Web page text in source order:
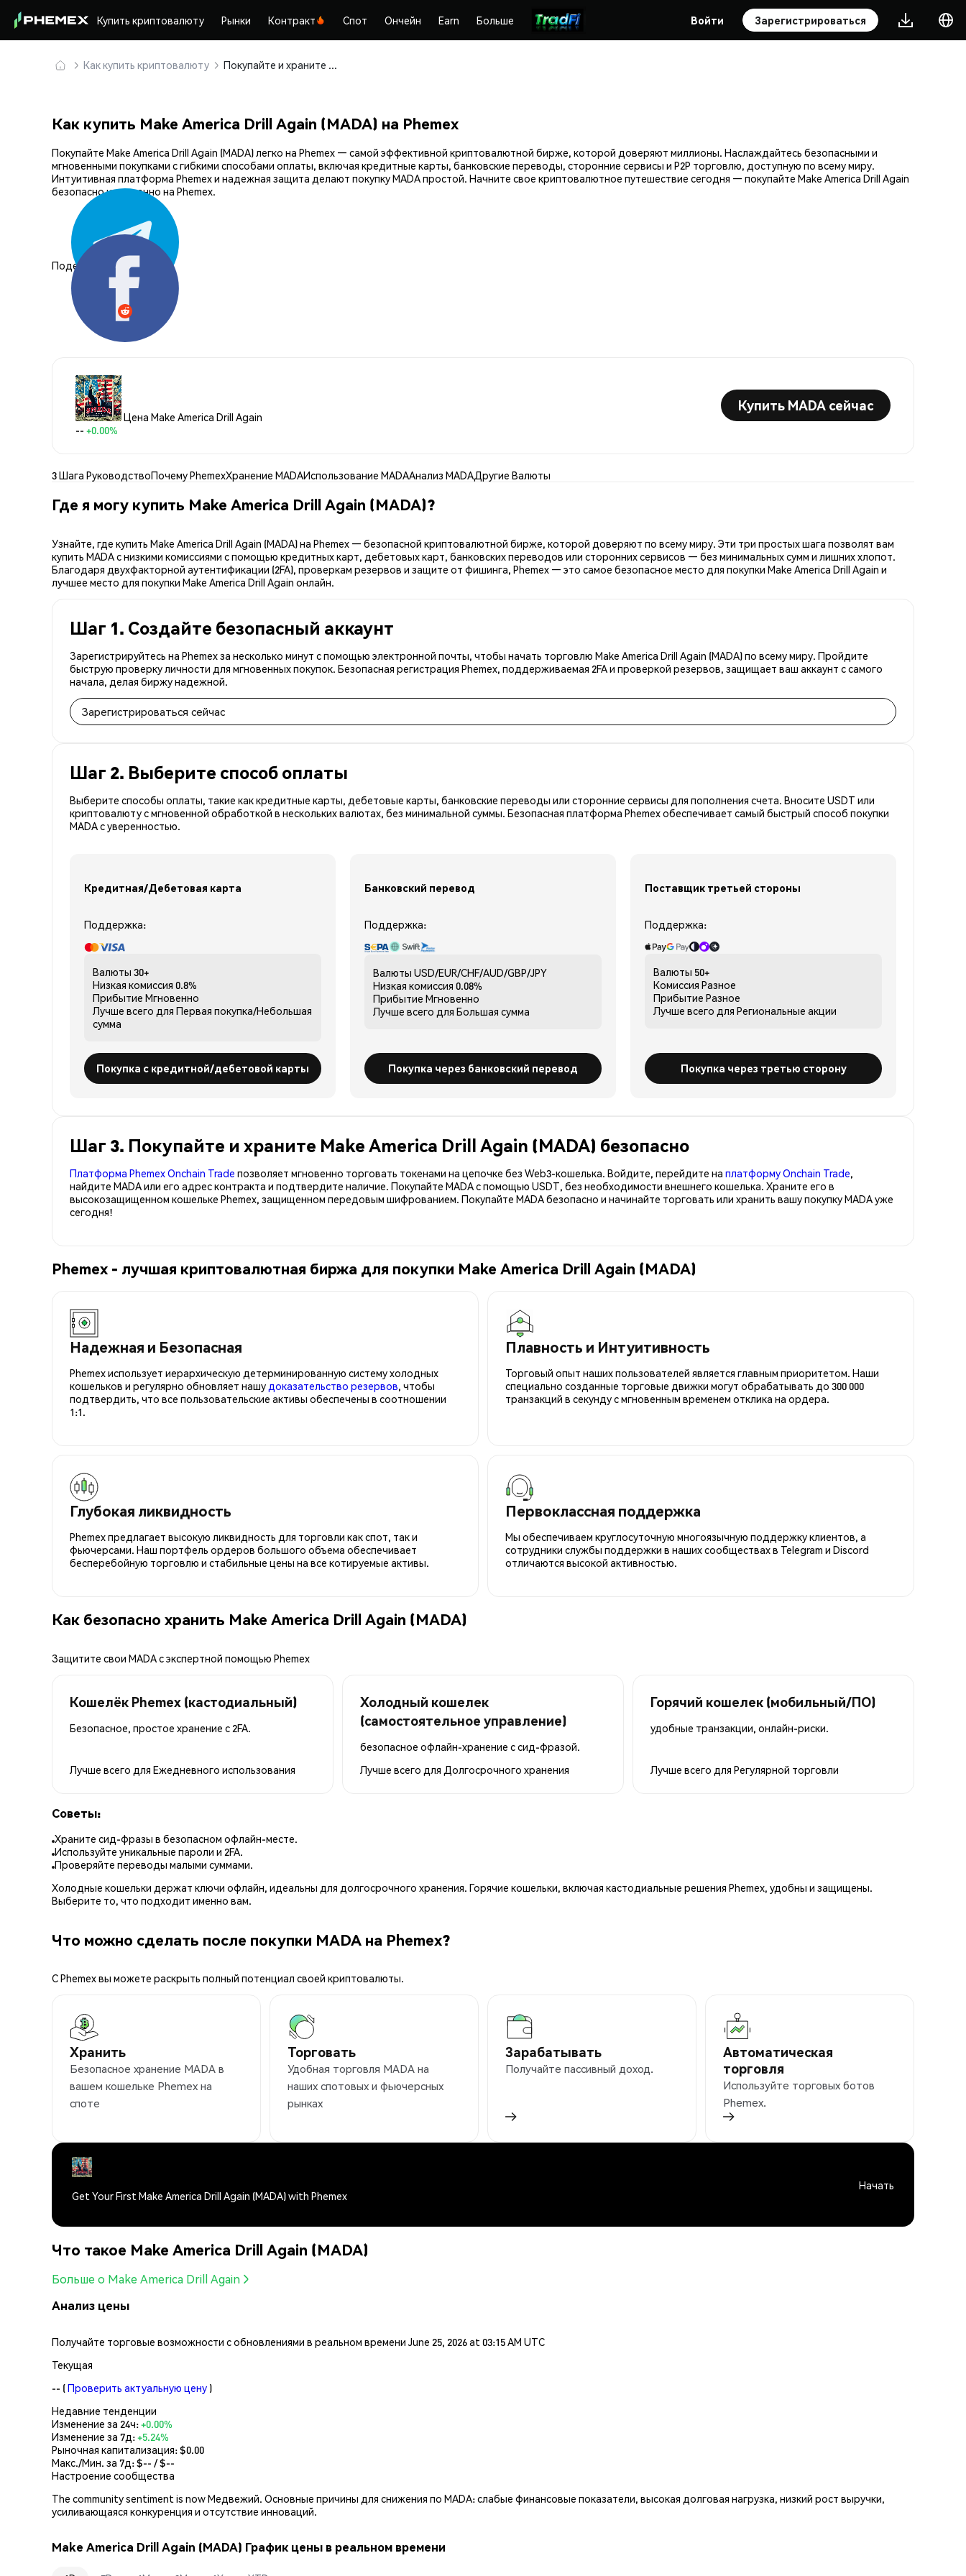
Купить криптовалюту Рынки Контракт Спот Ончейн Earn Больше Войти Зарегистрироваться
Как купить криптовалюту Покупайте и храните Make America Drill Again (MADA) безопасно
Как купить Make America Drill Again (MADA) на Phemex
Покупайте Make America Drill Again (MADA) легко на Phemex — самой эффективной криптовалютной бирже, которой доверяют миллионы. Наслаждайтесь безопасными и
мгновенными покупками с гибкими способами оплаты, включая кредитные карты, банковские переводы, сторонние сервисы и P2P торговлю, доступную по всему миру.
Интуитивная платформа Phemex и надежная защита делают покупку MADA простой. Начните свое криптовалютное путешествие сегодня — покупайте Make America Drill Again
безопасно и уверенно на Phemex.
Поделиться:
Цена Make America Drill Again
-- +0.00%
Купить MADA сейчас
3 Шага РуководствоПочему PhemexХранение MADAИспользование MADAАнализ MADAДругие Валюты
Где я могу купить Make America Drill Again (MADA)?
Узнайте, где купить Make America Drill Again (MADA) на Phemex — безопасной криптовалютной бирже, которой доверяют по всему миру. Эти три простых шага позволят вам
купить MADA с низкими комиссиями с помощью кредитных карт, дебетовых карт, банковских переводов или сторонних сервисов — без минимальных сумм и лишних хлопот.
Благодаря двухфакторной аутентификации (2FA), проверкам резервов и защите от фишинга, Phemex — это самое безопасное место для покупки Make America Drill Again и
лучшее место для покупки Make America Drill Again онлайн.
Шаг 1. Создайте безопасный аккаунт
Зарегистрируйтесь на Phemex за несколько минут с помощью электронной почты, чтобы начать торговлю Make America Drill Again (MADA) по всему миру. Пройдите
быструю проверку личности для мгновенных покупок. Безопасная регистрация Phemex, поддерживаемая 2FA и проверкой резервов, защищает ваш аккаунт с самого
начала, делая биржу надежной.
Зарегистрироваться сейчас
Шаг 2. Выберите способ оплаты
Выберите способы оплаты, такие как кредитные карты, дебетовые карты, банковские переводы или сторонние сервисы для пополнения счета. Вносите USDT или
криптовалюту с мгновенной обработкой в нескольких валютах, без минимальной суммы. Безопасная платформа Phemex обеспечивает самый быстрый способ покупки
MADA с уверенностью.
Кредитная/Дебетовая карта
Поддержка:
Валюты 30+
Низкая комиссия 0.8%
Прибытие Мгновенно
Лучше всего для Первая покупка/Небольшая
сумма
Покупка с кредитной/дебетовой карты
Банковский перевод
Поддержка:
Валюты USD/EUR/CHF/AUD/GBP/JPY
Низкая комиссия 0.08%
Прибытие Мгновенно
Лучше всего для Большая сумма
Покупка через банковский перевод
Поставщик третьей стороны
Поддержка:
Валюты 50+
Комиссия Разное
Прибытие Разное
Лучше всего для Региональные акции
Покупка через третью сторону
Шаг 3. Покупайте и храните Make America Drill Again (MADA) безопасно
Платформа Phemex Onchain Trade позволяет мгновенно торговать токенами на цепочке без Web3-кошелька. Войдите, перейдите на платформу Onchain Trade,
найдите MADA или его адрес контракта и подтвердите наличие. Покупайте MADA с помощью USDT, без необходимости внешнего кошелька. Храните его в
высокозащищенном кошельке Phemex, защищенном передовым шифрованием. Покупайте MADA безопасно и начинайте торговать или хранить вашу покупку MADA уже
сегодня!
Phemex - лучшая криптовалютная биржа для покупки Make America Drill Again (MADA)
Надежная и Безопасная
Phemex использует иерархическую детерминированную систему холодных
кошельков и регулярно обновляет нашу доказательство резервов, чтобы
подтвердить, что все пользовательские активы обеспечены в соотношении
1:1.
Плавность и Интуитивность
Торговый опыт наших пользователей является главным приоритетом. Наши
специально созданные торговые движки могут обрабатывать до 300 000
транзакций в секунду с мгновенным временем отклика на ордера.
Глубокая ликвидность
Phemex предлагает высокую ликвидность для торговли как спот, так и
фьючерсами. Наш портфель ордеров большого объема обеспечивает
бесперебойную торговлю и стабильные цены на все котируемые активы.
Первоклассная поддержка
Мы обеспечиваем круглосуточную многоязычную поддержку клиентов, а
сотрудники службы поддержки в наших сообществах в Telegram и Discord
отличаются высокой активностью.
Как безопасно хранить Make America Drill Again (MADA)
Защитите свои MADA с экспертной помощью Phemex
Кошелёк Phemex (кастодиальный)
Безопасное, простое хранение с 2FA.
Лучше всего для Ежедневного использования
Холодный кошелек
(самостоятельное управление)
безопасное офлайн-хранение с сид-фразой.
Лучше всего для Долгосрочного хранения
Горячий кошелек (мобильный/ПО)
удобные транзакции, онлайн-риски.
Лучше всего для Регулярной торговли
Советы:
Храните сид-фразы в безопасном офлайн-месте.
Используйте уникальные пароли и 2FA.
Проверяйте переводы малыми суммами.
Холодные кошельки держат ключи офлайн, идеальны для долгосрочного хранения. Горячие кошельки, включая кастодиальные решения Phemex, удобны и защищены.
Выберите то, что подходит именно вам.
Что можно сделать после покупки MADA на Phemex?
С Phemex вы можете раскрыть полный потенциал своей криптовалюты.
Хранить
Безопасное хранение MADA в
вашем кошельке Phemex на
споте
Торговать
Удобная торговля MADA на
наших спотовых и фьючерсных
рынках
Зарабатывать
Получайте пассивный доход.
Автоматическая
торговля
Используйте торговых ботов
Phemex.
Get Your First Make America Drill Again (MADA) with Phemex
Начать
Что такое Make America Drill Again (MADA)
Больше о Make America Drill Again
Анализ цены
Получайте торговые возможности с обновлениями в реальном времени June 25, 2026 at 03:15 AM UTC
Текущая
-- (Проверить актуальную цену )
Недавние тенденции
Изменение за 24ч:+0.00%
Изменение за 7д:+5.24%
Рыночная капитализация:$0.00
Макс./Мин. за 7д: $-- / $--
Настроение сообщества
The community sentiment is now Медвежий. Основные причины для снижения по MADA: слабые финансовые показатели, высокая долговая нагрузка, низкий рост выручки,
усиливающаяся конкуренция и отсутствие инноваций.
Make America Drill Again (MADA) График цены в реальном времени